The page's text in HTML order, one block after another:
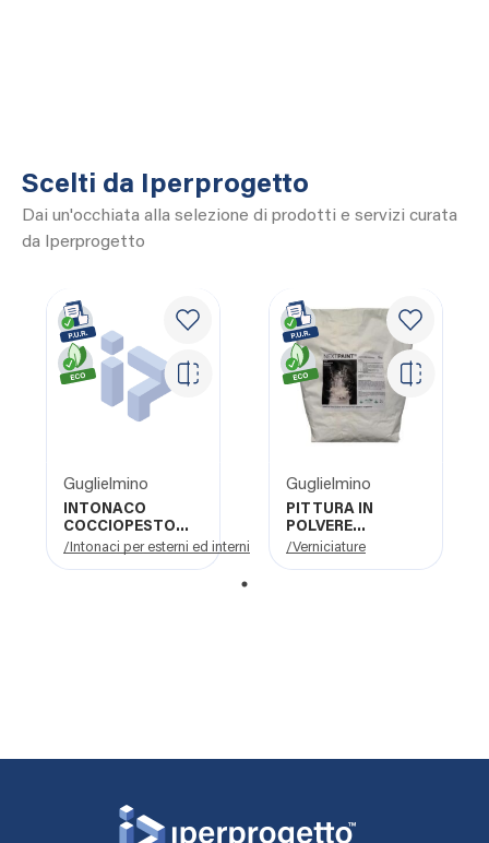
Scelti da Iperprogetto
Dai un'occhiata alla selezione di prodotti e servizi curata
da Iperprogetto
Guglielmino
INTONACO
COCCIOPESTO
FUGA
/Intonaci per esterni ed interni
Guglielmino
PITTURA IN
POLVERE
NEXTPAINT
/Verniciature
1